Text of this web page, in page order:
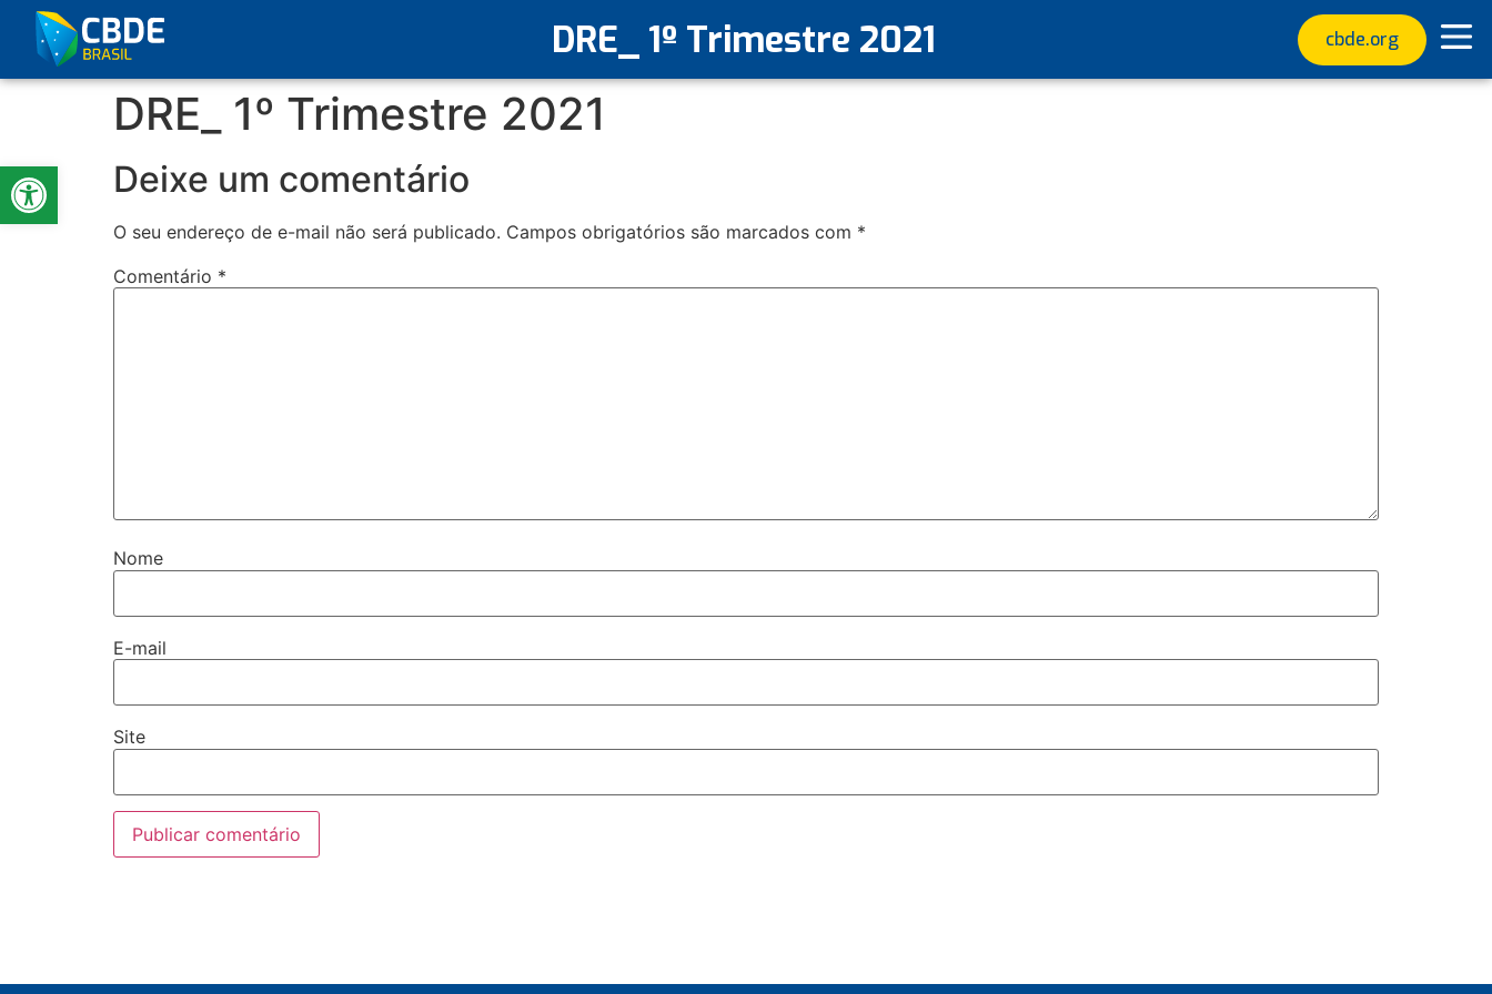
Abrir a barra de ferramentas
DRE_ 1º Trimestre 2021 cbde.org
DRE_ 1º Trimestre 2021
Deixe um comentário
O seu endereço de e-mail não será publicado. Campos obrigatórios são marcados com *
Comentário *
Nome
E-mail
Site